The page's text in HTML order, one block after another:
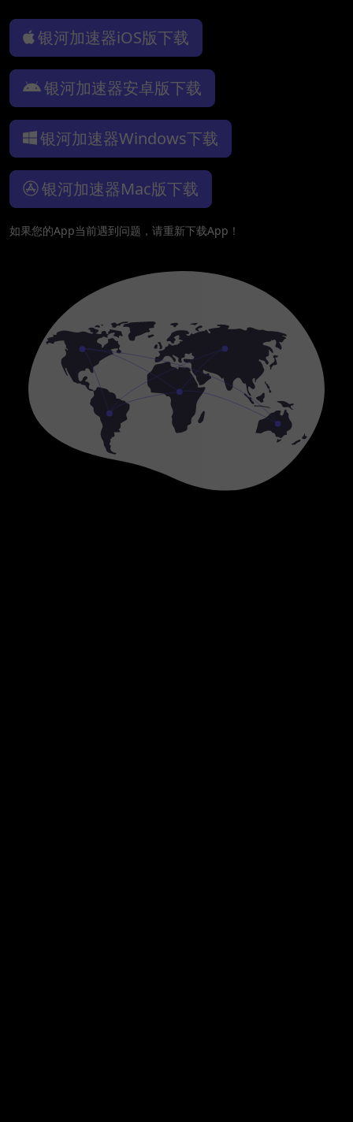
银河加速器iOS版下载
银河加速器安卓版下载
银河加速器Windows下载
银河加速器Mac版下载
如果您的App当前遇到问题，请重新下载App！